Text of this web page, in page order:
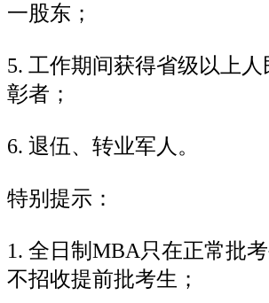
一股东；
5. 工作期间获得省级以上
彰者；
6. 退伍、转业军人。
特别提示：
1. 全日制MBA只在正常批考
不招收提前批考生；